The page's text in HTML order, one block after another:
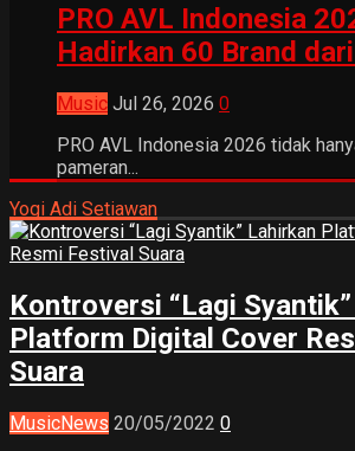
PRO AVL Indonesia
Hadirkan 60 Brand
Music Jul 26, 2026 0
PRO AVL Indonesia 2026 tidak
pameran...
Yogi Adi Setiawan
Kontroversi “Lagi
Platform Digital Cover
Suara
MusicNews 20/05/2022 0